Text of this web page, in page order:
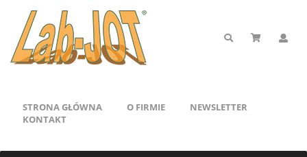
STRONA GŁÓWNA O FIRMIE
NEWSLETTER
KONTAKT